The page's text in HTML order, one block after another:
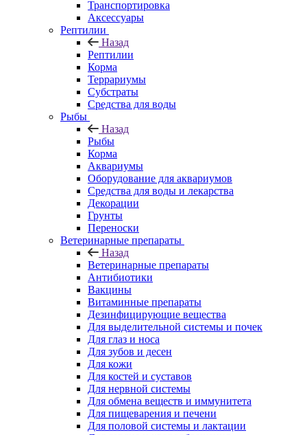
Транспортировка
Аксессуары
Рептилии
Назад
Рептилии
Корма
Террариумы
Субстраты
Средства для воды
Рыбы
Назад
Рыбы
Корма
Аквариумы
Оборудование для аквариумов
Средства для воды и лекарства
Декорации
Грунты
Переноски
Ветеринарные препараты
Назад
Ветеринарные препараты
Антибиотики
Вакцины
Витаминные препараты
Дезинфицирующие вещества
Для выделительной системы и почек
Для глаз и носа
Для зубов и десен
Для кожи
Для костей и суставов
Для нервной системы
Для обмена веществ и иммунитета
Для пищеварения и печени
Для половой системы и лактации